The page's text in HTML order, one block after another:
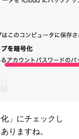
」にチェックし
りますね。